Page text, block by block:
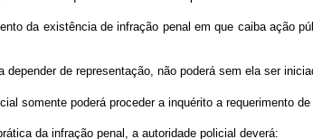
da existência de infração penal em que caiba ação
de representação, não poderá sem ela ser
somente poderá proceder a inquérito a requerimento
da infração penal, a autoridade policial deverá: